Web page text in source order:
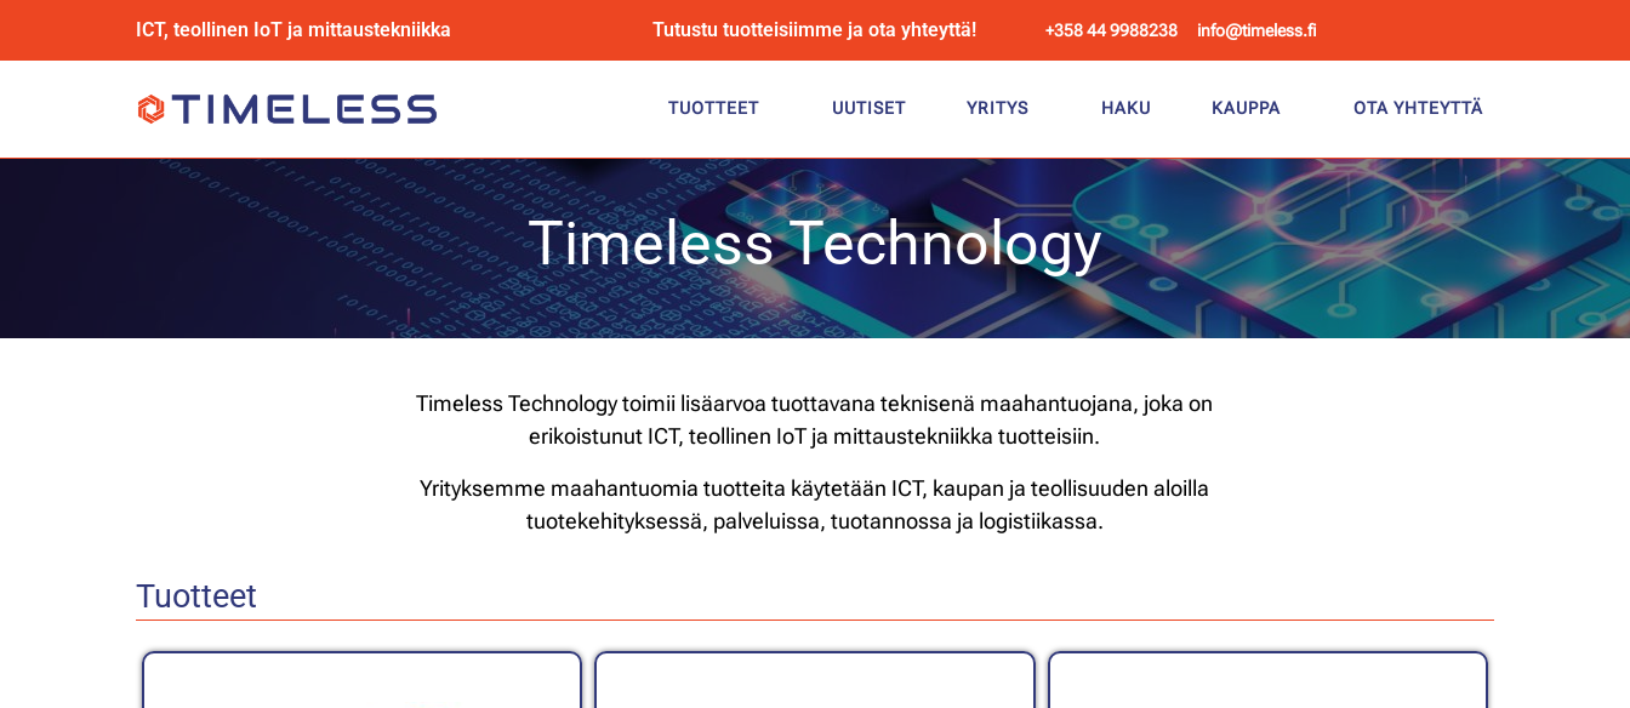
ICT, teollinen IoT ja mittaustekniikka Tutustu tuotteisiimme ja ota yhteyttä! +358 44 9988238 info@timeless.fi
TUOTTEET UUTISET YRITYS HAKU KAUPPA OTA YHTEYTTÄ
Timeless Technology
Timeless Technology toimii lisäarvoa tuottavana teknisenä maahantuojana, joka on
erikoistunut ICT, teollinen IoT ja mittaustekniikka tuotteisiin.
Yrityksemme maahantuomia tuotteita käytetään ICT, kaupan ja teollisuuden aloilla
tuotekehityksessä, palveluissa, tuotannossa ja logistiikassa.
Tuotteet